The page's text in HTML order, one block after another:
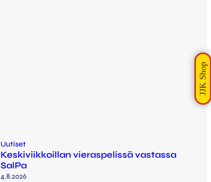
Uutiset
Keskiviikkoillan vieraspelissä vastassa
SalPa
4.8.2026